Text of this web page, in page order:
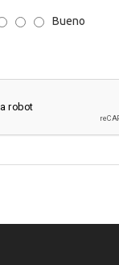
Bueno